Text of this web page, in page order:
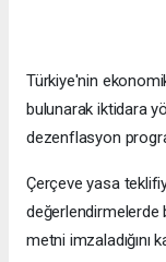
Türkiye'nin
bulunarak iktidara
dezenflasyon
Çerçeve yasa
değerlendirmelerde
metni imzaladığını